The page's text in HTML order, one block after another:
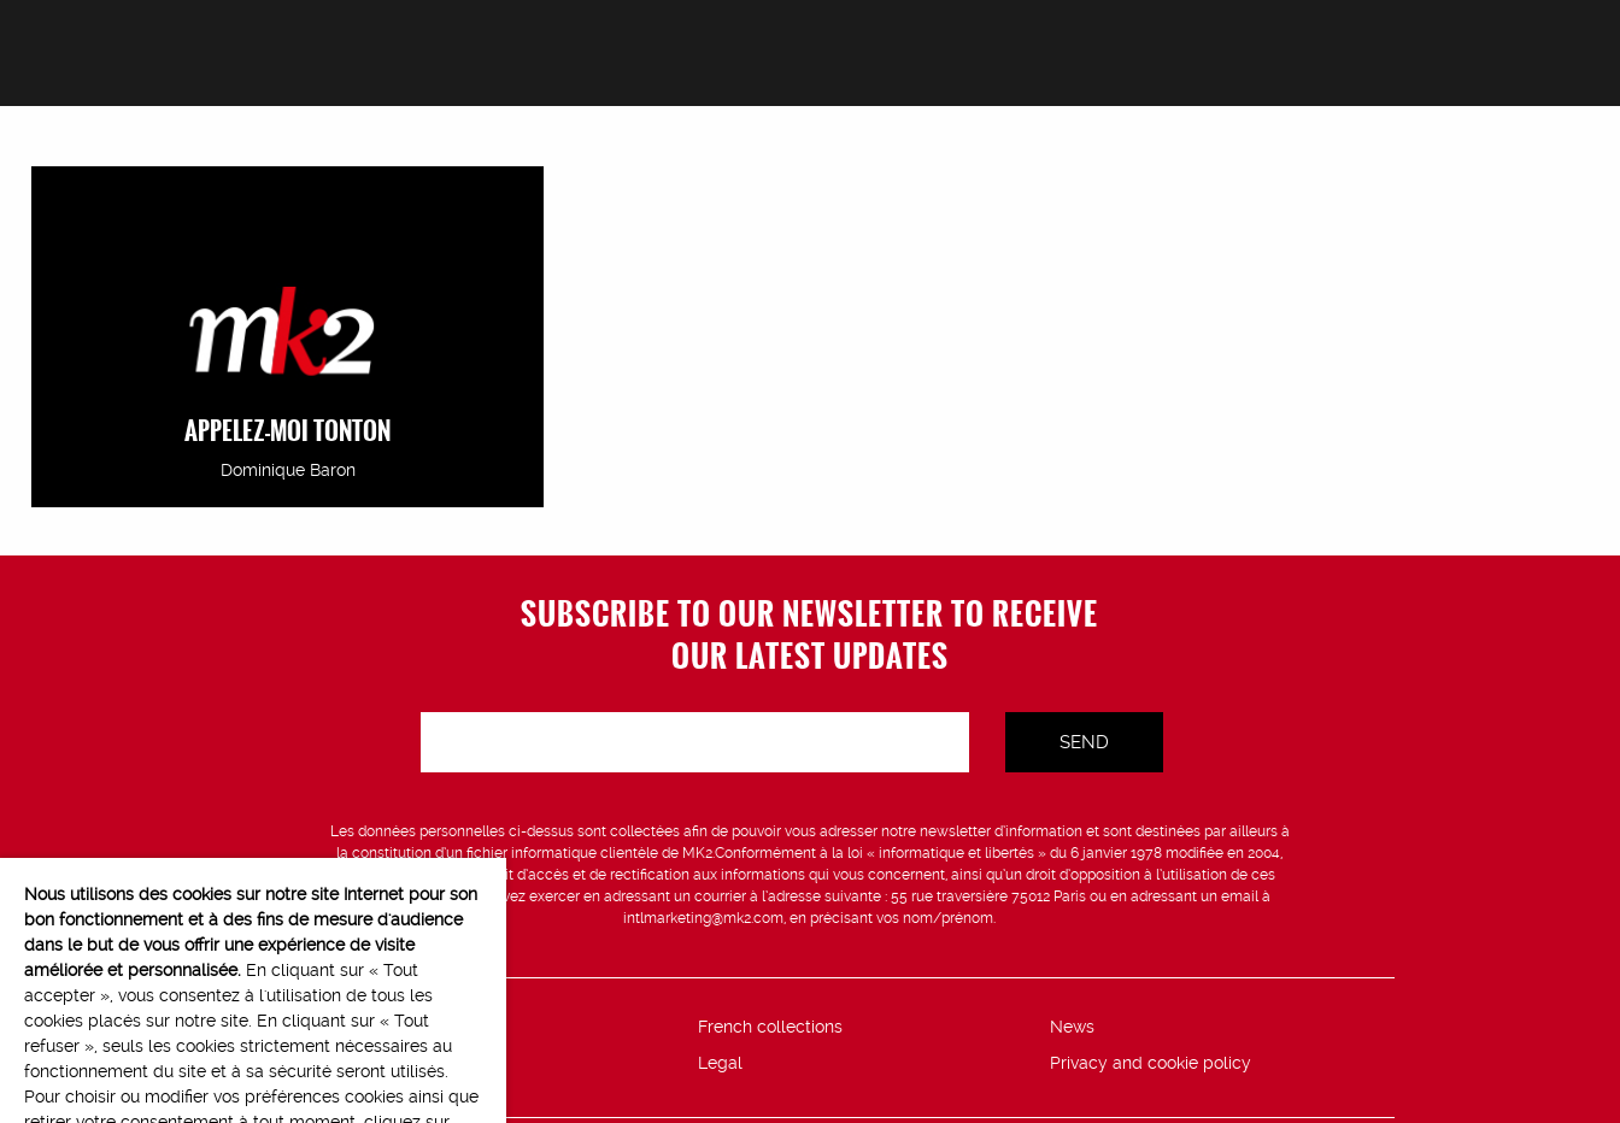
APPELEZ-MOI TONTON
Dominique Baron
SUBSCRIBE TO OUR NEWSLETTER TO RECEIVE
OUR LATEST UPDATES
Les données personnelles ci-dessus sont collectées afin de pouvoir vous adresser notre newsletter d’information et sont destinées par ailleurs à
la constitution d’un fichier informatique clientèle de MK2.Conformément à la loi « informatique et libertés » du 6 janvier 1978 modifiée en 2004,
vous bénéficiez d’un droit d’accès et de rectification aux informations qui vous concernent, ainsi qu’un droit d’opposition à l’utilisation de ces
données, que vous pouvez exercer en adressant un courrier à l’adresse suivante : 55 rue traversière 75012 Paris ou en adressant un email à
intlmarketing@mk2.com, en précisant vos nom/prénom.
Line up French collections
News
Contact
Legal Privacy and cookie policy
Nous utilisons des cookies sur notre site Internet pour son
bon fonctionnement et à des fins de mesure d'audience
dans le but de vous offrir une expérience de visite
améliorée et personnalisée. En cliquant sur « Tout
accepter », vous consentez à l'utilisation de tous les
cookies placés sur notre site. En cliquant sur « Tout
refuser », seuls les cookies strictement nécessaires au
fonctionnement du site et à sa sécurité seront utilisés.
Pour choisir ou modifier vos préférences cookies ainsi que